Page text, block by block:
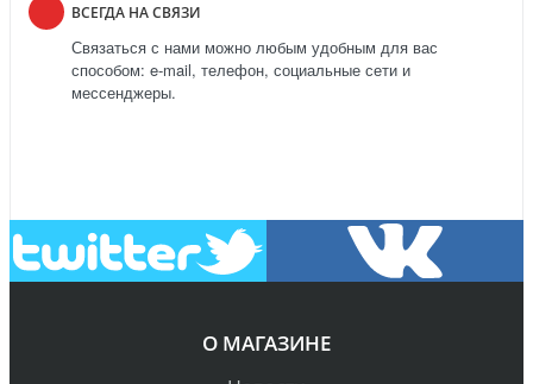
ВСЕГДА НА СВЯЗИ
Связаться с нами можно любым удобным для вас
способом: e-mail, телефон, социальные сети и
мессенджеры.
О МАГАЗИНЕ